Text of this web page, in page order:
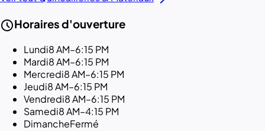
scheduleHoraires d'ouverture
Lundi8 AM–6:15 PM
Mardi8 AM–6:15 PM
Mercredi8 AM–6:15 PM
Jeudi8 AM–6:15 PM
Vendredi8 AM–6:15 PM
Samedi8 AM–4:15 PM
DimancheFermé